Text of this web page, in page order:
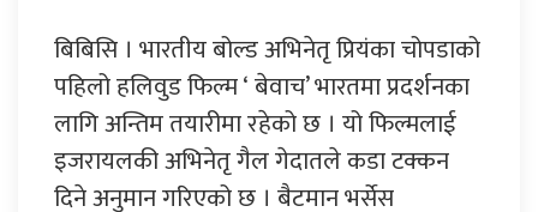
बिबिसि । भारतीय बोल्ड अभिनेतृ प्रियंका चोपडाको
पहिलो हलिवुड फिल्म ‘ बेवाच’ भारतमा प्रदर्शनका
लागि अन्तिम तयारीमा रहेको छ । यो फिल्मलाई
इजरायलकी अभिनेतृ गैल गेदातले कडा टक्कन
दिने अनुमान गरिएको छ । बैटमान भर्सेस